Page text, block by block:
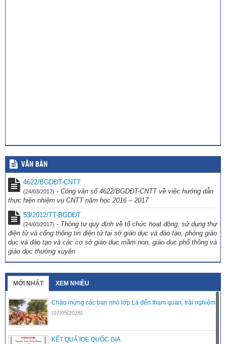
VĂN BẢN
4622/BGDĐT-CNTT
(24/03/2017) - Công văn số 4622/BGDĐT-CNTT về việc hướng dẫn
thực hiện nhiệm vụ CNTT năm học 2016 – 2017
53/2012/TT-BGDĐT
(24/03/2017) - Thông tư quy định về tổ chức hoạt động, sử dụng thư
điện tử và cổng thông tin điện tử tại sở giáo dục và đào tạo, phòng giáo
dục và đào tạo và các cơ sở giáo dục mầm non, giáo dục phổ thông và
giáo dục thường xuyên
MỚI NHẤT XEM NHIỀU
Chào mừng các bạn nhỏ lớp Lá đến tham quan, trải nghiệm
(07/05/2026)
KẾT QUẢ IOE QUỐC GIA